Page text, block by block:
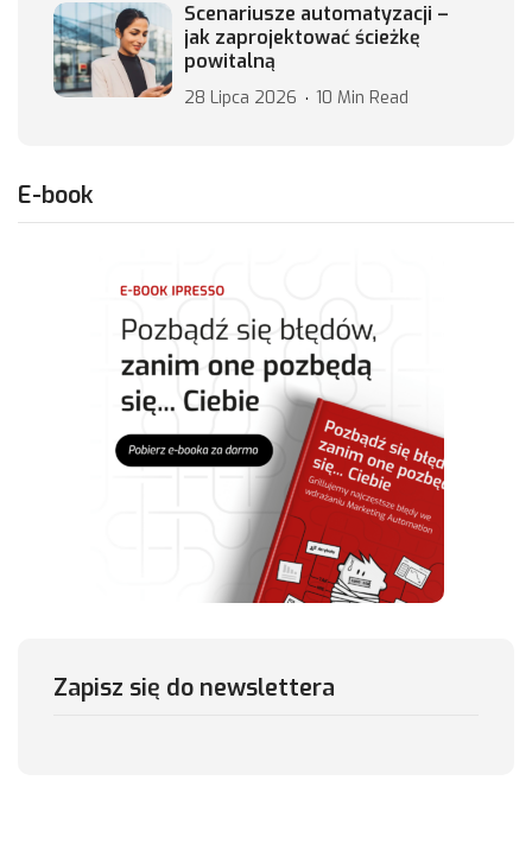
Scenariusze automatyzacji –
jak zaprojektować ścieżkę
powitalną
28 Lipca 2026 10 Min Read
E-book
Zapisz się do newslettera